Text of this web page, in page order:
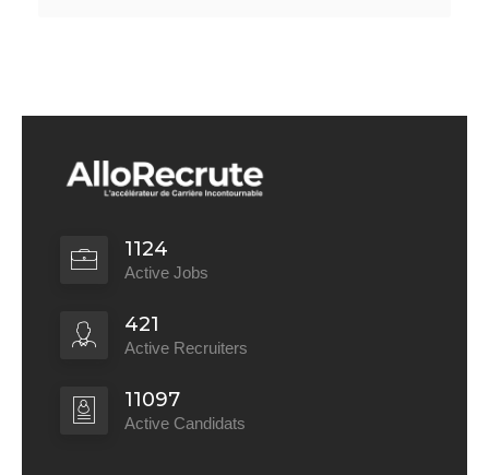
1124
Active Jobs
421
Active Recruiters
11097
Active Candidats